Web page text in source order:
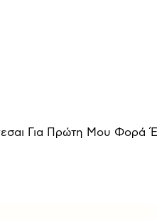
Για Πρώτη Μου Φορά